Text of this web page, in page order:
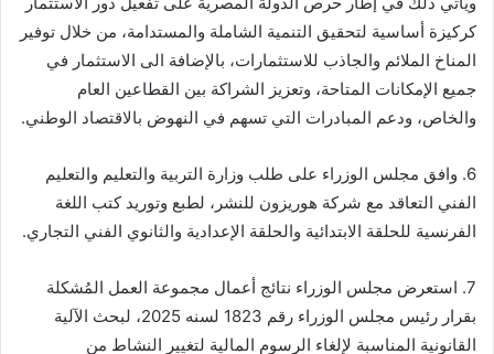
كركيزة أساسية لتحقيق التنمية الشاملة والمستدامة، من خلال توفير
المناخ الملائم والجاذب للاستثمارات، بالإضافة الى الاستثمار في
جميع الإمكانات المتاحة، وتعزيز الشراكة بين القطاعين العام
والخاص، ودعم المبادرات التي تسهم في النهوض بالاقتصاد الوطني.
6. وافق مجلس الوزراء على طلب وزارة التربية والتعليم والتعليم
الفني التعاقد مع شركة هوريزون للنشر، لطبع وتوريد كتب اللغة
الفرنسية للحلقة الابتدائية والحلقة الإعدادية والثانوي الفني التجاري.
7. استعرض مجلس الوزراء نتائج أعمال مجموعة العمل المُشكلة
بقرار رئيس مجلس الوزراء رقم 1823 لسنه 2025، لبحث الآلية
القانونية المناسبة لإلغاء الرسوم المالية لتغيير النشاط من